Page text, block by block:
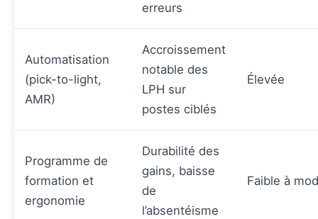
erreurs
Automatisation
(pick-to-light,
AMR)
Accroissement
notable des
LPH sur
postes ciblés
Élevée
Programme de
formation et
ergonomie
Durabilité des
gains, baisse
de
l’absentéisme
Faible à